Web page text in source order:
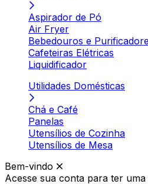
Aspirador de Pó
Air Fryer
Bebedouros e
Cafeteiras Elétricas
Liquidificador
Utilidades Domésticas
Chá e Café
Panelas
Utensílios de Cozinha
Utensílios de Mesa
Bem-vindo
Acesse sua conta para ter